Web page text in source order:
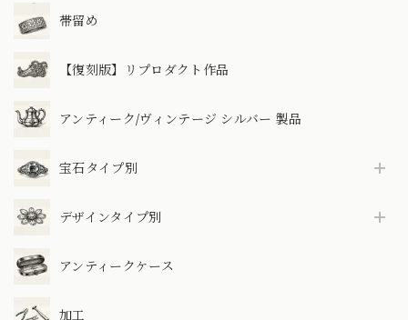
帯留め
【復刻版】リプロダクト作品
アンティーク/ヴィンテージ シルバー 製品
宝石タイプ別
デザインタイプ別
アンティークケース
加工